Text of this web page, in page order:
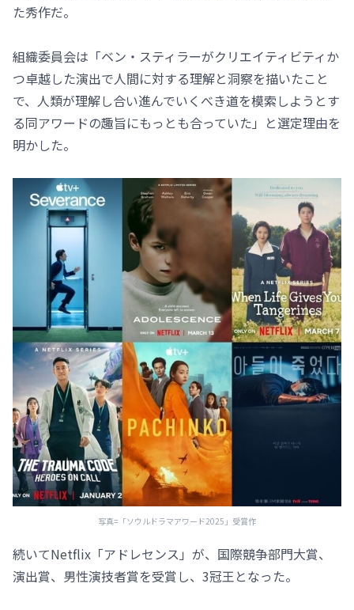
た秀作だ。
組織委員会は「ベン・スティラーがクリエイティビティか
つ卓越した演出で人間に対する理解と洞察を描いたこと
で、人類が理解し合い進んでいくべき道を模索しようとす
る同アワードの趣旨にもっとも合っていた」と選定理由を
明かした。
写真=「ソウルドラマアワード2025」受賞作
続いてNetflix「アドレセンス」が、国際競争部門大賞、
演出賞、男性演技者賞を受賞し、3冠王となった。